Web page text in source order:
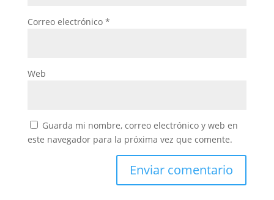
Correo electrónico *
Web
Guarda mi nombre, correo electrónico y web en
este navegador para la próxima vez que comente.